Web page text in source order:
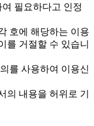
필요하다고 인정
호에 해당하는 이용
를 거절할 수 있습니
를 사용하여 이용신
의 내용을 허위로 기